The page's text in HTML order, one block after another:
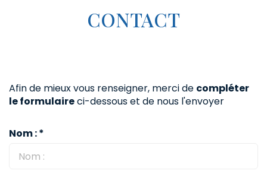
CONTACT
Afin de mieux vous renseigner, merci de compléter
le formulaireci-dessous et de nous l'envoyer
Nom : *